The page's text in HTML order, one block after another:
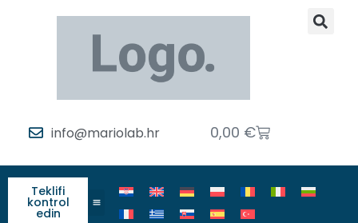
info@mariolab.hr 0,00 €
Teklifi
kontrol
edin